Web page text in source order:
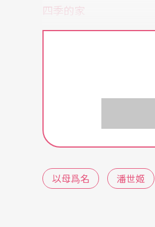
四季的家
作爲一位創作者，絕
決定把她的家搬到遠
攀藤木抽出點點新綠
大片玻璃窗前，淡水
在台地上的林口。隨後
張張不同，原來在這
姬敎小朋友從大自然四
光的靈敏反應，她的小
以母爲名 潘世姬